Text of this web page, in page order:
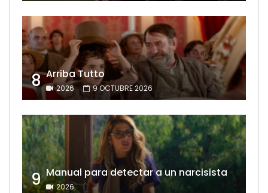
8 Arriba Tutto
2026 9 OCTUBRE 2026
9 Manual para detectar a un narcisista
2026